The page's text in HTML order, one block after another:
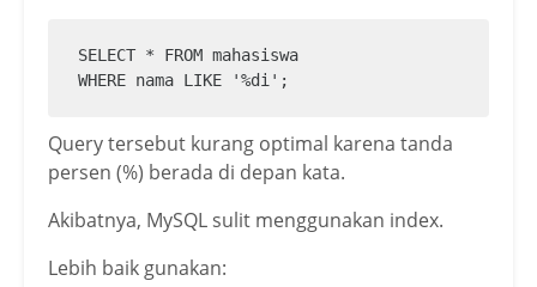
SELECT * FROM mahasiswa
WHERE nama LIKE '%di';
Query tersebut kurang optimal karena tanda
persen (%) berada di depan kata.
Akibatnya, MySQL sulit menggunakan index.
Lebih baik gunakan: